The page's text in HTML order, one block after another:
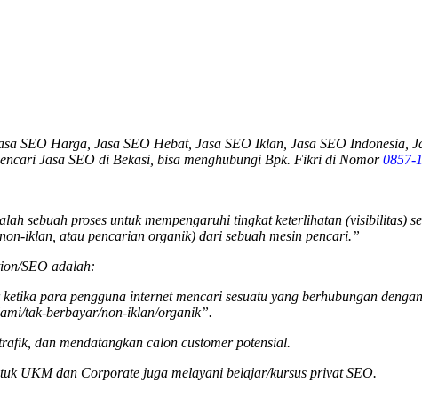
SEO Harga, Jasa SEO Hebat, Jasa SEO Iklan, Jasa SEO Indonesia,
Jasa SEO di Bekasi , bisa menghubungi Bpk. Fikri di Nomor0857-
sebuah proses untuk mempengaruhi tingkat keterlihatan (visibilitas)
iklan, atau pencarian organik) dari sebuah mesin pencari.”
SEO adalah:
para pengguna internet mencari sesuatu yang berhubungan
tak-berbayar/non-iklan/organik”.
dan mendatangkan calon customer potensial.
UKM dan Corporate juga melayani belajar/kursus privat SEO.